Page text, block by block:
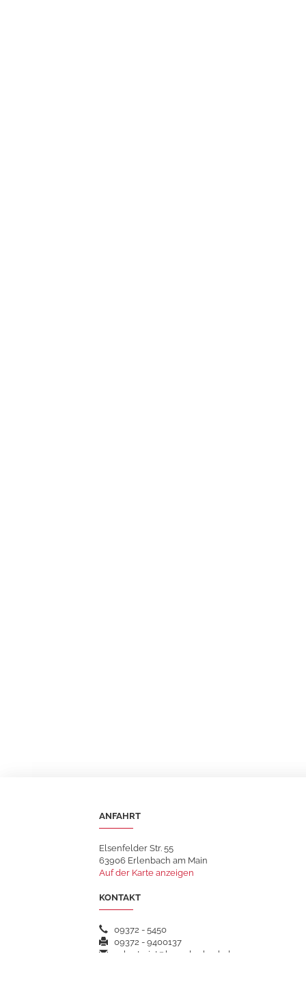
ANFAHRT
Elsenfelder Str. 55
63906 Erlenbach am Main
Auf der Karte anzeigen
KONTAKT
09372 - 5450
09372 - 9400137
sekretariat@hsgerlenbach.de